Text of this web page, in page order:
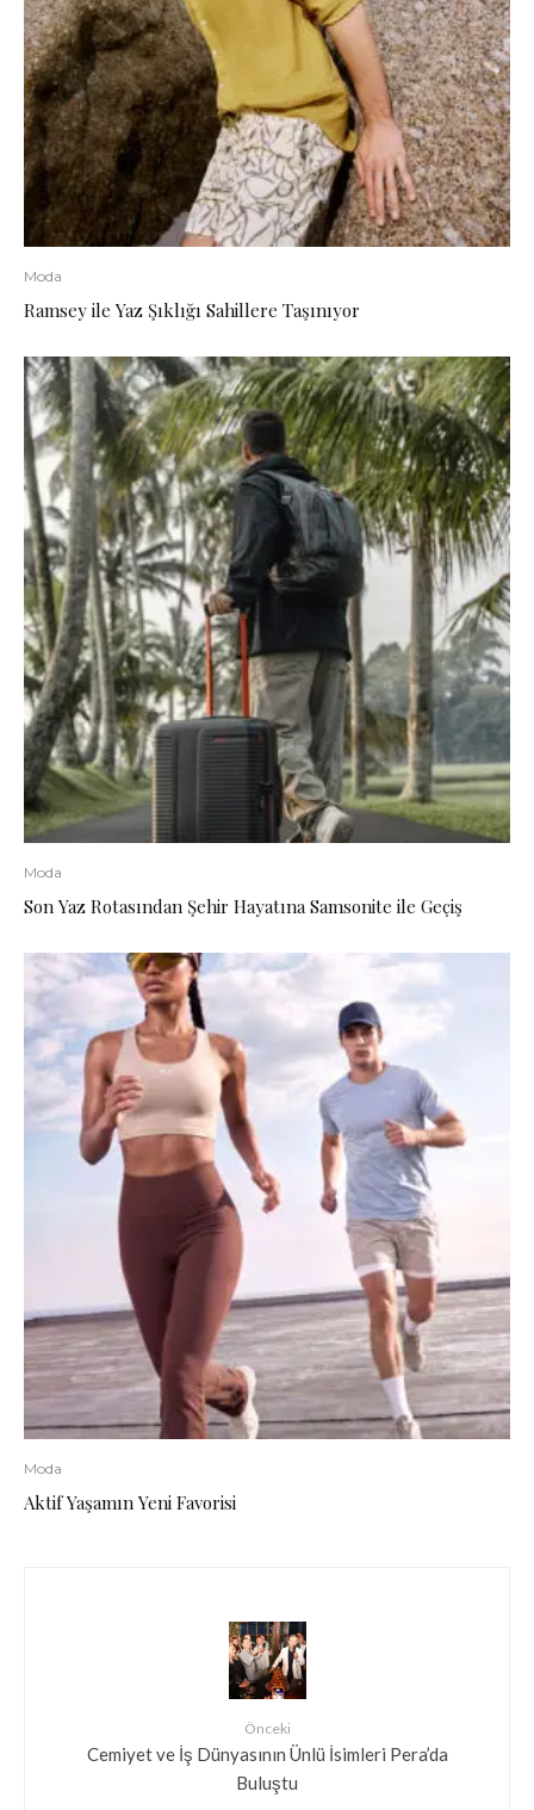
Moda
Ramsey ile Yaz Şıklığı Sahillere Taşınıyor
Moda
Son Yaz Rotasından Şehir Hayatına Samsonite ile Geçiş
Moda
Aktif Yaşamın Yeni Favorisi
Önceki
Cemiyet ve İş Dünyasının Ünlü İsimleri Pera’da
Buluştu